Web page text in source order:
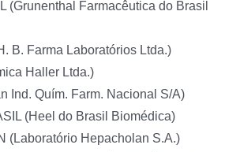
(Grunenthal Farmacêutica do Brasil
B. Farma Laboratórios Ltda.)
Haller Ltda.)
Ind. Quím. Farm. Nacional S/A)
(Heel do Brasil Biomédica)
(Laboratório Hepacholan S.A.)